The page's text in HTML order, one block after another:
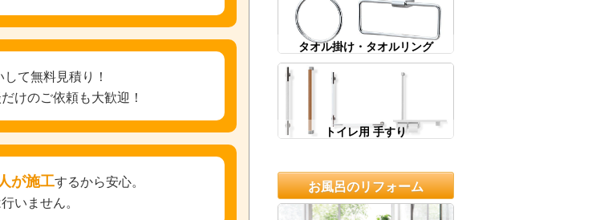
て無料見積り！
けのご依頼も大歓迎！
が施工するから安心。
いません。
タオル掛け・タオルリング
トイレ用 手すり
お風呂のリフォーム